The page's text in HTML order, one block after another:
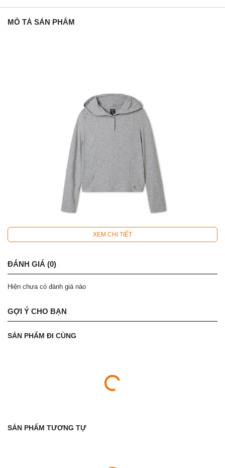
MÔ TẢ SẢN PHẨM
XEM CHI TIẾT
ĐÁNH GIÁ (0)
Hiện chưa có đánh giá nào
GỢI Ý CHO BẠN
SẢN PHẨM ĐI CÙNG
SẢN PHẨM TƯƠNG TỰ